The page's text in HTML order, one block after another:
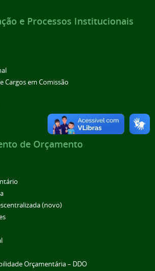
e Processos Institucionais
Cargos em Comissão
de Orçamento
(novo)
Orçamentária – DDO